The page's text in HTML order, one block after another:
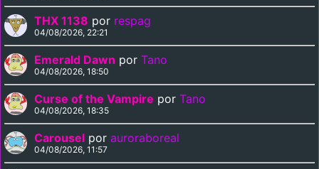
THX 1138 por respag
04/08/2026, 22:21
Emerald Dawn por Tano
04/08/2026, 18:50
Curse of the Vampire por Tano
04/08/2026, 18:35
Carousel por auroraboreal
04/08/2026, 11:57